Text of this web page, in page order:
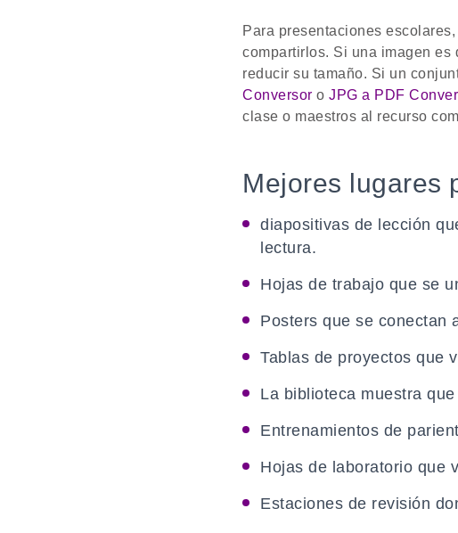
Para presentaciones
compartirlos. Si una imagen es
reducir su tamaño. Si un
Conversor o JPG a PDF
clase o maestros al recurso
Mejores lugares
diapositivas de lección
lectura.
Hojas de trabajo que se
Posters que se conectan
Tablas de proyectos que
La biblioteca muestra
Entrenamientos de
Hojas de laboratorio que
Estaciones de revisión